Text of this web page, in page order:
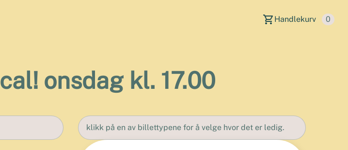
Handlekurv 0
onsdag kl. 17.00
klikk på en av billettypene for å velge hvor det er ledig.